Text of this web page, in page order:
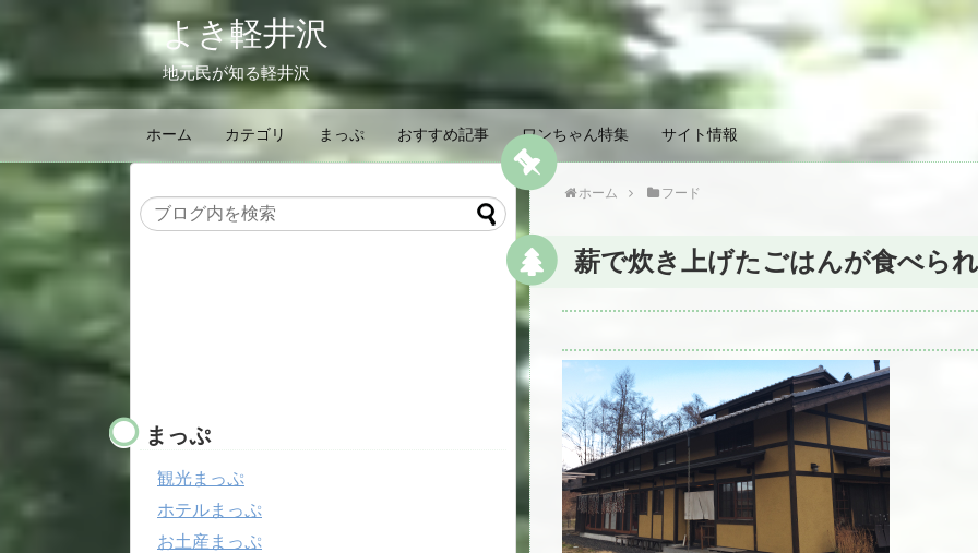
よき軽井沢
地元民が知る軽井沢
ホーム カテゴリ まっぷ おすすめ記事 ワンちゃん特集 サイト情報
ホーム フード
薪で炊き上げたごはんが食べら
まっぷ
観光まっぷ
ホテルまっぷ
お土産まっぷ